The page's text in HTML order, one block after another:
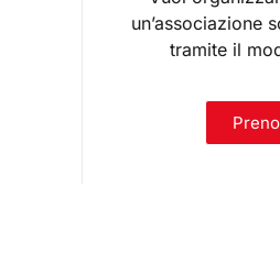
un’associazione
tramite il